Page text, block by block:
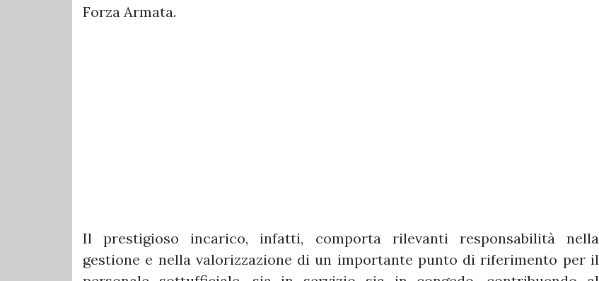
Forza Armata.
Il prestigioso incarico, infatti, comporta rilevanti responsabilità nella
gestione e nella valorizzazione di un importante punto di riferimento per il